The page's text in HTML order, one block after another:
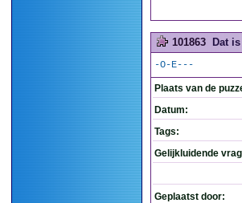
101863 Dat
-O-E---
Plaats van de
Datum:
Tags:
Gelijkluidende
Geplaatst door: